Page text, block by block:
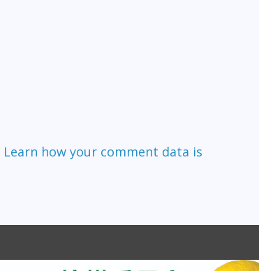
Learn how your comment data is